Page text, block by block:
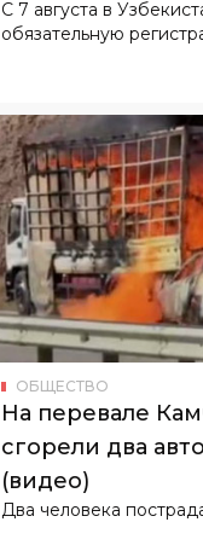
ОБЩЕСТВО
На перевале
сгорели два
(видео)
Два человека